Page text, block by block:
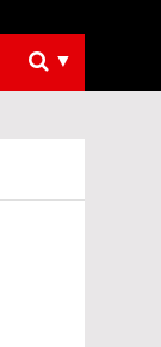
▼